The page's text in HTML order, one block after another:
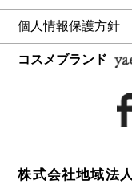
個人情報保護方針
コスメブランド
株式会社地域法